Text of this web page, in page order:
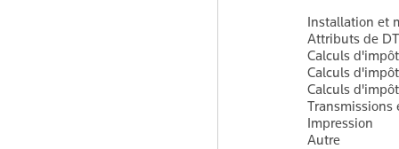
Installation et
Attributs de
Calculs d'impôt
Calculs
Calculs
Transmissions
Impression
Autre